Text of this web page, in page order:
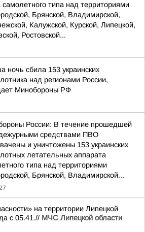
типа над территориями
Брянской, Владимирской,
Калужской, Курской, Липецкой,
Ростовской...
ночь сбила 153 украинских
над регионами России,
Минобороны РФ
России: В течение прошедшей
средствами ПВО
и уничтожены 153 украинских
летательных аппарата
типа над территориями
Брянской, Владимирской...
на территории Липецкой
с 05.41.// МЧС Липецкой области